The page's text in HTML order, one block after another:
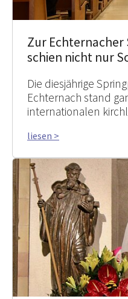
Zur Echternacher
schien nicht nur
Die diesjährige
Echternach stand
internationalen
liesen >